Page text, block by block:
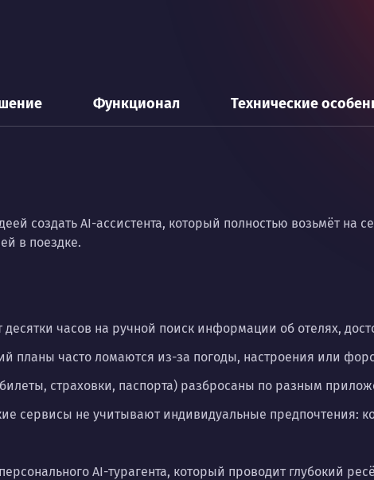
Функционал Технические
создать AI-ассистента, который полностью возьмёт
в поездке.
десятки часов на ручной поиск информации об отелях,
планы часто ломаются из-за погоды, настроения или
страховки, паспорта) разбросаны по разным
сервисы не учитывают индивидуальные предпочтения:
AI-турагента, который проводит глубокий